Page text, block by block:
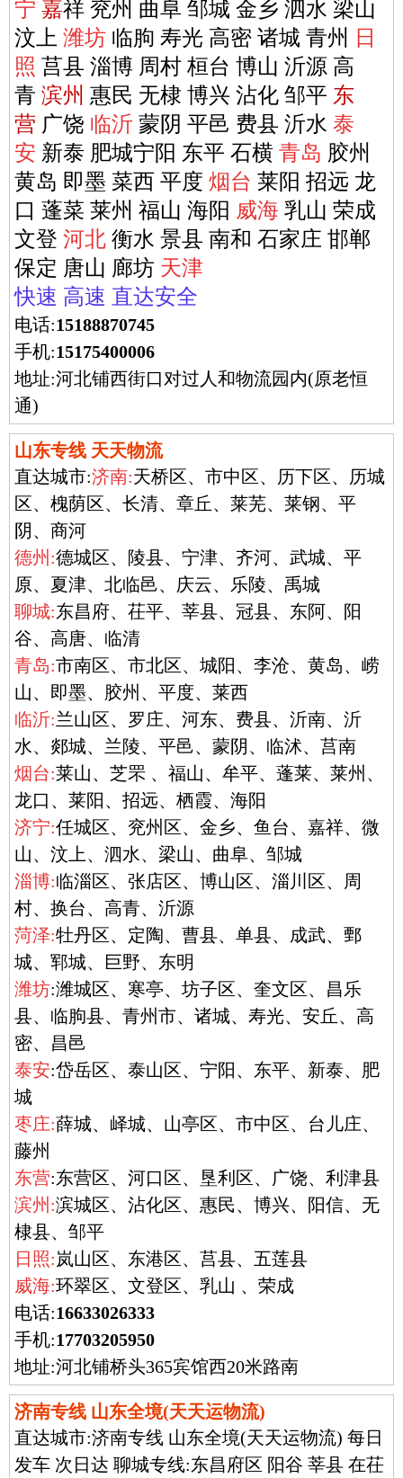
宁 嘉祥 兖州 曲阜 邹城 金乡 泗水 梁山
汶上 潍坊 临朐 寿光 高密 诸城 青州
日
照 莒县 淄博 周村 桓台 博山 沂源 高
青 滨州 惠民 无棣 博兴 沾化 邹平 东
营 广饶 临沂 蒙阴 平邑 费县 沂水 泰
安 新泰 肥城宁阳 东平 石横 青岛 胶州
黄岛 即墨 菜西 平度 烟台 莱阳 招远 龙
口 蓬菜 莱州 福山 海阳 威海 乳山 荣成
文登 河北 衡水 景县 南和 石家庄 邯郸
保定 唐山 廊坊 天津
快速 高速 直达安全
电话:15188870745
手机:15175400006
地址:河北铺西街口对过人和物流园内(原老恒
通)
山东专线 天天物流
直达城市:济南:天桥区、市中区、历下区、历城
区、槐荫区、长清、章丘、莱芜、莱钢、平
阴、商河
德州:德城区、陵县、宁津、齐河、武城、平
原、夏津、北临邑、庆云、乐陵、禹城
聊城:东昌府、茌平、莘县、冠县、东阿、阳
谷、高唐、临清
青岛:市南区、市北区、城阳、李沧、黄岛、崂
山、即墨、胶州、平度、莱西
临沂:兰山区、罗庄、河东、费县、沂南、沂
水、郯城、兰陵、平邑、蒙阴、临沭、莒南
烟台:莱山、芝罘 、福山、牟平、蓬莱、莱州、
龙口、莱阳、招远、栖霞、海阳
济宁:任城区、兖州区、金乡、鱼台、嘉祥、微
山、汶上、泗水、梁山、曲阜、邹城
淄博:临淄区、张店区、博山区、淄川区、周
村、换台、高青、沂源
菏泽:牡丹区、定陶、曹县、单县、成武、鄄
城、郓城、巨野、东明
潍坊:潍城区、寒亭、坊子区、奎文区、昌乐
县、临朐县、青州市、诸城、寿光、安丘、高
密、昌邑
泰安:岱岳区、泰山区、宁阳、东平、新泰、肥
城
枣庄:薛城、峄城、山亭区、市中区、台儿庄、
藤州
东营:东营区、河口区、垦利区、广饶、利津县
滨州:滨城区、沾化区、惠民、博兴、阳信、无
棣县、邹平
日照:岚山区、东港区、莒县、五莲县
威海:环翠区、文登区、乳山 、荣成
电话:16633026333
手机:17703205950
地址:河北铺桥头365宾馆西20米路南
济南专线 山东全境(天天运物流)
直达城市:济南专线 山东全境(天天运物流) 每日
发车 次日达 聊城专线:东昌府区 阳谷 莘县 在茌